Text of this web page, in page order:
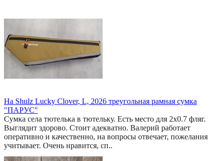
На Shulz Lucky Clover, L, 2026 треугольная рамная сумка
"ПАРУС"
Сумка села тютелька в тютельку. Есть место для 2x0.7 фляг.
Выглядит здорово. Стоит адекватно. Валерий работает
оперативно и качественно, на вопросы отвечает, пожелания
учитывает. Очень нравится, сп..